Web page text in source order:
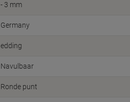
- 3 mm
Germany
edding
Navulbaar
Ronde punt